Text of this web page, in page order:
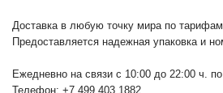
Доставка в любую точку мира по
Предоставляется надежная упаковка и
Ежедневно на связи с 10:00 до 22:00 ч.
Телефон: +7 499 403 1882